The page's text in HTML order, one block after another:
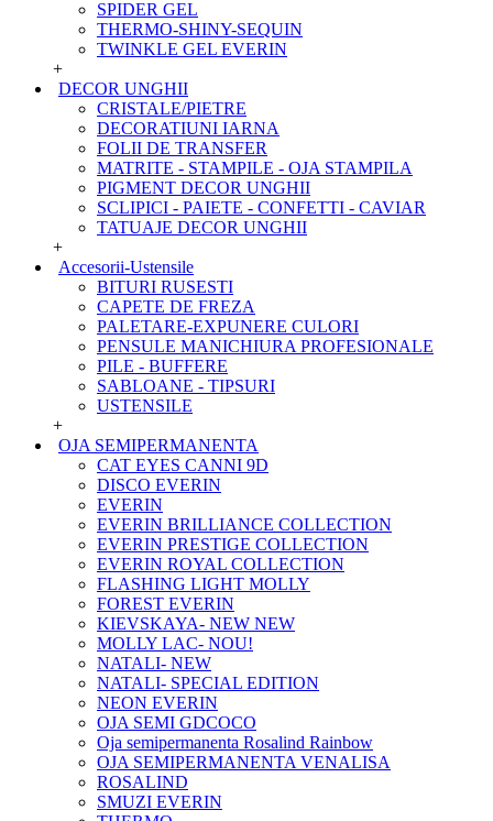
SPIDER GEL
THERMO-SHINY-SEQUIN
TWINKLE GEL EVERIN
+
DECOR UNGHII
CRISTALE/PIETRE
DECORATIUNI IARNA
FOLII DE TRANSFER
MATRITE - STAMPILE - OJA STAMPILA
PIGMENT DECOR UNGHII
SCLIPICI - PAIETE - CONFETTI - CAVIAR
TATUAJE DECOR UNGHII
+
Accesorii-Ustensile
BITURI RUSESTI
CAPETE DE FREZA
PALETARE-EXPUNERE CULORI
PENSULE MANICHIURA PROFESIONALE
PILE - BUFFERE
SABLOANE - TIPSURI
USTENSILE
+
OJA SEMIPERMANENTA
CAT EYES CANNI 9D
DISCO EVERIN
EVERIN
EVERIN BRILLIANCE COLLECTION
EVERIN PRESTIGE COLLECTION
EVERIN ROYAL COLLECTION
FLASHING LIGHT MOLLY
FOREST EVERIN
KIEVSKAYA- NEW NEW
MOLLY LAC- NOU!
NATALI- NEW
NATALI- SPECIAL EDITION
NEON EVERIN
OJA SEMI GDCOCO
Oja semipermanenta Rosalind Rainbow
OJA SEMIPERMANENTA VENALISA
ROSALIND
SMUZI EVERIN